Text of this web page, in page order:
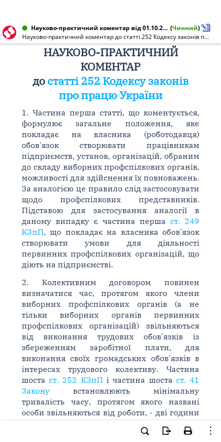
Науково-практичний коментар від 01.10.2007 (Чинний)
Науково-практичний коментар до статті 252 Кодексу законів про працю України
НАУКОВО-ПРАКТИЧНИЙ
КОМЕНТАР
достатті 252 Кодексу законів
про працю України
1. Частина перша статті, що коментується,
формулює загальне положення, яке
покладає на власника (роботодавця)
обов'язок створювати працівникам
підприємств, установ, організацій, обраним
до складу виборних профспілкових органів,
можливості для здійснення їх повноважень.
За аналогією це правило слід застосовувати
щодо профспілкових представників.
Підставою для застосування аналогії в
даному випадку є частина першаст. 249
КЗпП, що покладає на власника обов'язок
створювати умови для діяльності
первинних профспілкових організацій, що
діють на підприємстві.
2. Колективним договором повинен
визначатися час, протягом якого члени
виборних профспілкових органів (а не
тільки виборних органів первинних
профспілкових організацій) звільняються
від виконання трудових обов'язків із
збереженням заробітної плати, для
виконання своїх громадських обов'язків в
інтересах трудового колективу. Частина
шоста ст. 252 КЗпП і частина шостаст. 41
Законувстановлюють мінімальну
тривалість часу, протягом якого названі
особи звільняються від роботи, - дві години